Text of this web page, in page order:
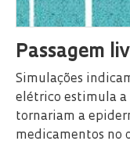
Passagem
Simulações
elétrico estimula a
tornariam a
medicamentos no